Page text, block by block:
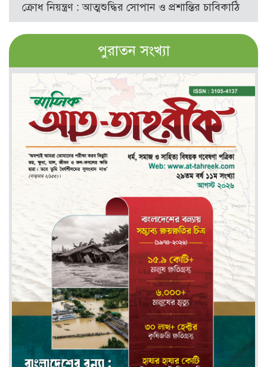
ক্রোধ নিয়ন্ত্রণ : আত্মশুদ্ধির সোপান ও প্রশান্তির চাবিকাঠি
পুরাতন সংখ্যা